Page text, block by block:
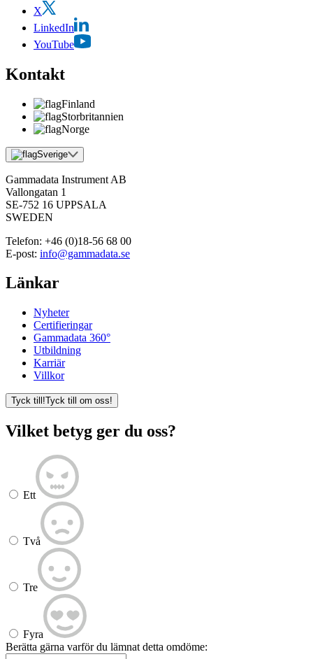
X
LinkedIn
YouTube
Kontakt
Finland
Storbritannien
Norge
Sverige
Gammadata Instrument AB
Vallongatan 1
SE-752 16 UPPSALA
SWEDEN
Telefon: +46 (0)18-56 68 00
E-post: info@gammadata.se
Länkar
Nyheter
Certifieringar
Gammadata 360°
Utbildning
Karriär
Villkor
Tyck till!Tyck till om oss!
Vilket betyg ger du oss?
Ett
Två
Tre
Fyra
Berätta gärna varför du lämnat detta omdöme: